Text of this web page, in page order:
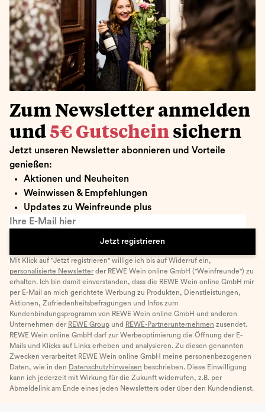
Zum Newsletter anmelden
und 5€ Gutschein sichern
Jetzt unseren Newsletter abonnieren und Vorteile
genießen:
Aktionen und Neuheiten
Weinwissen & Empfehlungen
Updates zu Weinfreunde plus
Ihre E-Mail hier
Jetzt registrieren
Mit Klick auf "Jetzt registrieren" willige ich bis auf Widerruf ein,
personalisierte Newsletter der REWE Wein online GmbH ("Weinfreunde") zu
erhalten. Ich bin damit einverstanden, dass die REWE Wein online GmbH mir
per E-Mail an mich gerichtete Werbung zu Produkten, Dienstleistungen,
Aktionen, Zufriedenheitsbefragungen und Infos zum
Kundenbindungsprogramm von REWE Wein online GmbH und anderen
Unternehmen der REWE Group und REWE-Partnerunternehmen zusendet.
REWE Wein online GmbH darf zur Werbeoptimierung die Öffnung der E-
Mails und Klicks auf Links erheben und analysieren. Zu diesen genannten
Zwecken verarbeitet REWE Wein online GmbH meine personenbezogenen
Daten, wie in den Datenschutzhinweisen beschrieben. Diese Einwilligung
kann ich jederzeit mit Wirkung für die Zukunft widerrufen, z.B. per
Abmeldelink am Ende eines jeden Newsletters oder über den Kundendienst.